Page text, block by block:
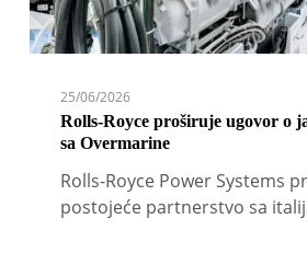
25/06/2026
Rolls-Royce proširuje ugovor o
sa Overmarine
Rolls-Royce Power Systems
postojeće partnerstvo sa